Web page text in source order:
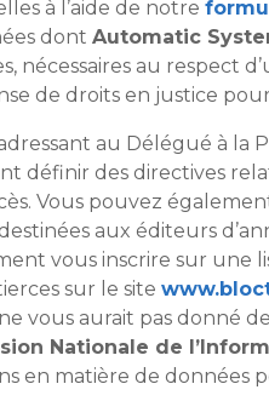
à l’aide de notre
dont Automatic
nécessaires au respect
de droits en justice
au Délégué à la
définir des directives
Vous pouvez
destinées aux éditeurs
vous inscrire sur une
sur le site
ne vous aurait pas donné
Nationale de
en matière de données